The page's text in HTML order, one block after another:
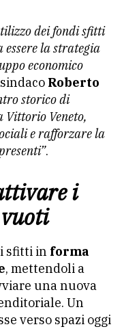
dei fondi sfitti
essere la strategia
economico
Roberto
storico di
Vittorio Veneto,
e rafforzare la
.
i
sfitti in forma
, mettendoli a
una nuova
Un
verso spazi oggi